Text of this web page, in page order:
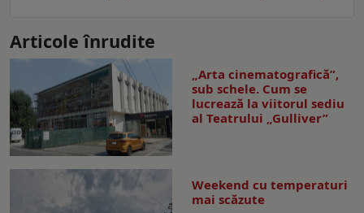
Articole înrudite
„Arta cinematografică”,
sub schele. Cum se
lucrează la viitorul sediu
al Teatrului „Gulliver”
Weekend cu temperaturi
mai scăzute